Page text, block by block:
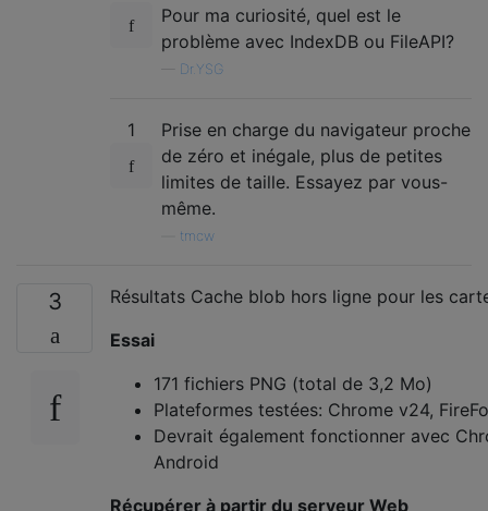
Pour ma curiosité, quel est le
problème avec IndexDB ou FileAPI?
Dr.YSG
1
Prise en charge du navigateur proche
de zéro et inégale, plus de petites
limites de taille. Essayez par vous-
même.
tmcw
3
Résultats Cache blob hors ligne pour les
Essai
171 fichiers PNG (total de 3,2 Mo)
Plateformes testées: Chrome v24,
Devrait également fonctionner avec
Android
Récupérer à partir du serveur Web